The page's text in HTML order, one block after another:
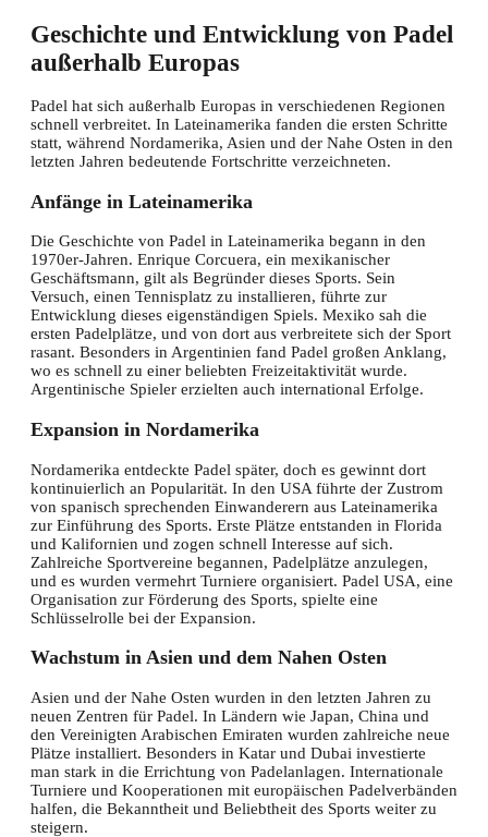
Geschichte und Entwicklung von Padel
außerhalb Europas
Padel hat sich außerhalb Europas in verschiedenen Regionen
schnell verbreitet. In Lateinamerika fanden die ersten Schritte
statt, während Nordamerika, Asien und der Nahe Osten in den
letzten Jahren bedeutende Fortschritte verzeichneten.
Anfänge in Lateinamerika
Die Geschichte von Padel in Lateinamerika begann in den
1970er-Jahren. Enrique Corcuera, ein mexikanischer
Geschäftsmann, gilt als Begründer dieses Sports. Sein
Versuch, einen Tennisplatz zu installieren, führte zur
Entwicklung dieses eigenständigen Spiels. Mexiko sah die
ersten Padelplätze, und von dort aus verbreitete sich der Sport
rasant. Besonders in Argentinien fand Padel großen Anklang,
wo es schnell zu einer beliebten Freizeitaktivität wurde.
Argentinische Spieler erzielten auch international Erfolge.
Expansion in Nordamerika
Nordamerika entdeckte Padel später, doch es gewinnt dort
kontinuierlich an Popularität. In den USA führte der Zustrom
von spanisch sprechenden Einwanderern aus Lateinamerika
zur Einführung des Sports. Erste Plätze entstanden in Florida
und Kalifornien und zogen schnell Interesse auf sich.
Zahlreiche Sportvereine begannen, Padelplätze anzulegen,
und es wurden vermehrt Turniere organisiert. Padel USA, eine
Organisation zur Förderung des Sports, spielte eine
Schlüsselrolle bei der Expansion.
Wachstum in Asien und dem Nahen Osten
Asien und der Nahe Osten wurden in den letzten Jahren zu
neuen Zentren für Padel. In Ländern wie Japan, China und
den Vereinigten Arabischen Emiraten wurden zahlreiche neue
Plätze installiert. Besonders in Katar und Dubai investierte
man stark in die Errichtung von Padelanlagen. Internationale
Turniere und Kooperationen mit europäischen Padelverbänden
halfen, die Bekanntheit und Beliebtheit des Sports weiter zu
steigern.